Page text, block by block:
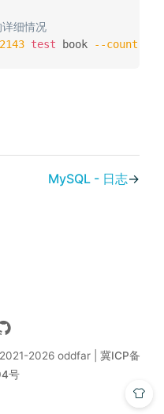
细情况
test book --count
MySQL - 日志→
2026 oddfar | 冀ICP备
号